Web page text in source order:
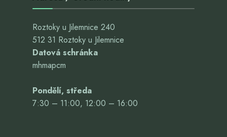
Roztoky u Jilemnice 240
512 31 Roztoky u Jilemnice
Datová schránka
mhmapcm
Pondělí, středa
7:30 – 11:00, 12:00 – 16:00